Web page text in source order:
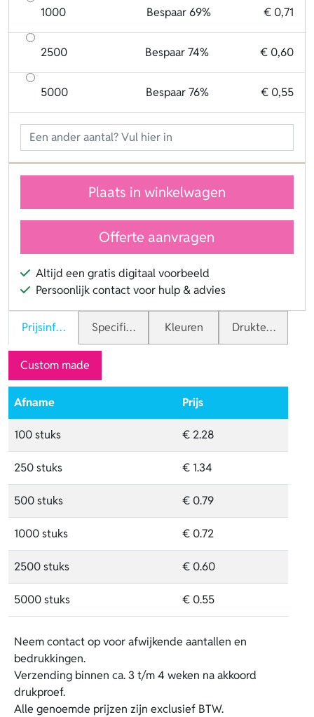
1000 Bespaar 69% € 0,71
2500 Bespaar 74% € 0,60
5000 Bespaar 76% € 0,55
Plaats in winkelwagen
Offerte aanvragen
Altijd een gratis digitaal voorbeeld
Persoonlijk contact voor hulp & advies
PrijsinformatieSpecificaties Kleuren Druktechnieken
Custom made
Afname Prijs
100 stuks € 2.28
250 stuks € 1.34
500 stuks € 0.79
1000 stuks € 0.72
2500 stuks € 0.60
5000 stuks € 0.55
Neem contact op voor afwijkende aantallen en
bedrukkingen.
Verzending binnen ca. 3 t/m 4 weken na akkoord
drukproef.
Alle genoemde prijzen zijn exclusief BTW.